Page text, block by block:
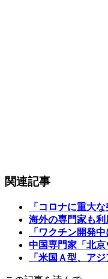
関連記事
「コロナに重大
海外の専門家も
「ワクチン開発
中国専門家「北
「米国Ａ型、ア